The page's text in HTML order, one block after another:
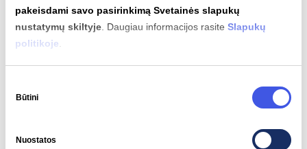
pakeisdami savo pasirinkimą Svetainės slapukų
nustatymų skiltyje. Daugiau informacijos rasiteSlapukų
politikoje.
pasirinkimas
Būtini
Nuostatos